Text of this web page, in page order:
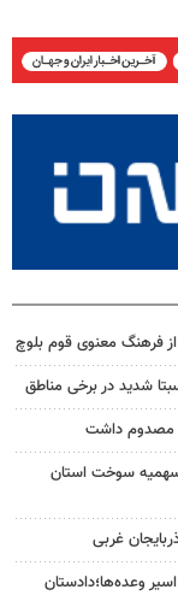
فرهنگ معنوی قوم بلوچ
شدید در برخی مناطق
سهمیه سوخت استان
۶ سال همچنان اسیر وعده‌ها؛دادستان